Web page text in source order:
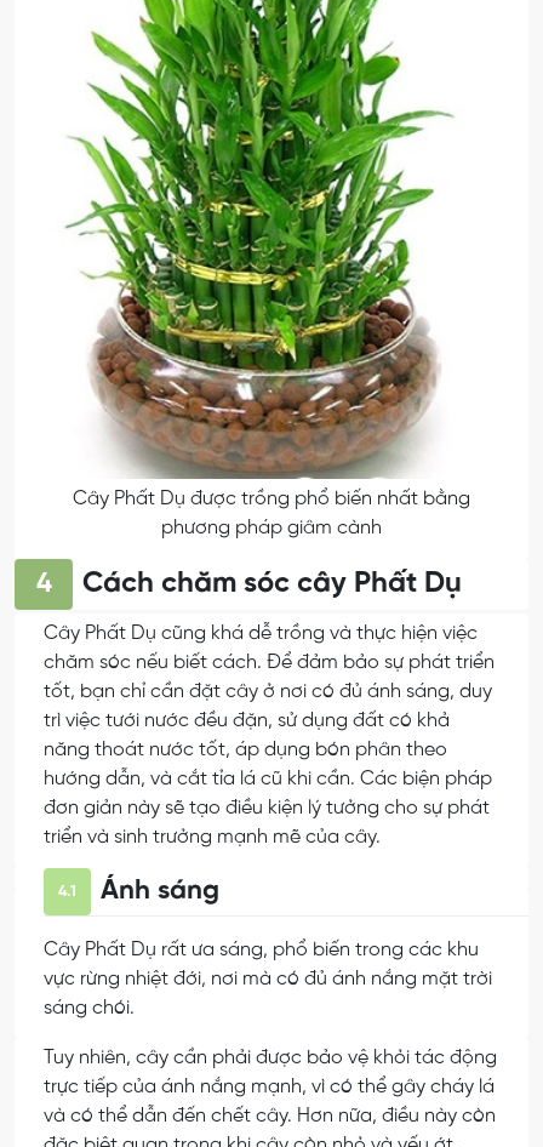
Cây Phất Dụ được trồng phổ biến nhất bằng
phương pháp giâm cành
4 Cách chăm sóc cây Phất Dụ
Cây Phất Dụ cũng khá dễ trồng và thực hiện việc
chăm sóc nếu biết cách. Để đảm bảo sự phát triển
tốt, bạn chỉ cần đặt cây ở nơi có đủ ánh sáng, duy
trì việc tưới nước đều đặn, sử dụng đất có khả
năng thoát nước tốt, áp dụng bón phân theo
hướng dẫn, và cắt tỉa lá cũ khi cần. Các biện pháp
đơn giản này sẽ tạo điều kiện lý tưởng cho sự phát
triển và sinh trưởng mạnh mẽ của cây.
4.1 Ánh sáng
Cây Phất Dụ rất ưa sáng, phổ biến trong các khu
vực rừng nhiệt đới, nơi mà có đủ ánh nắng mặt trời
sáng chói.
Tuy nhiên, cây cần phải được bảo vệ khỏi tác động
trực tiếp của ánh nắng mạnh, vì có thể gây cháy lá
và có thể dẫn đến chết cây. Hơn nữa, điều này còn